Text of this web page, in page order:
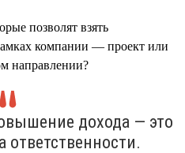
позволят взять
компании — проект или
направлении?
дохода — это
ответственности.